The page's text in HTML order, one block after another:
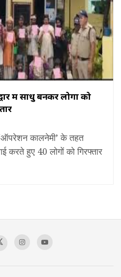
में साधु बनकर लोगों को
कालनेमी’ के तहत
करते हुए 40 लोगों को गिरफ्तार